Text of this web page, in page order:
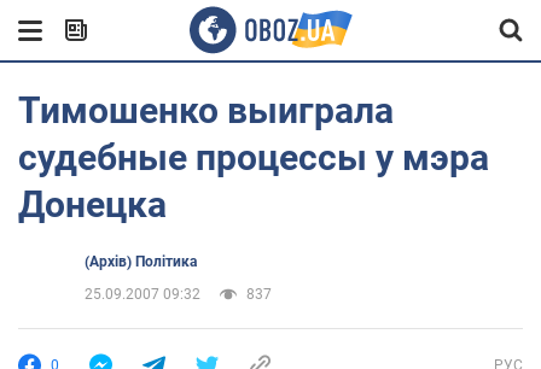
Тимошенко выиграла
судебные процессы у мэра
Донецка
(Архів) Політика
25.09.2007 09:32
837
0 РУС